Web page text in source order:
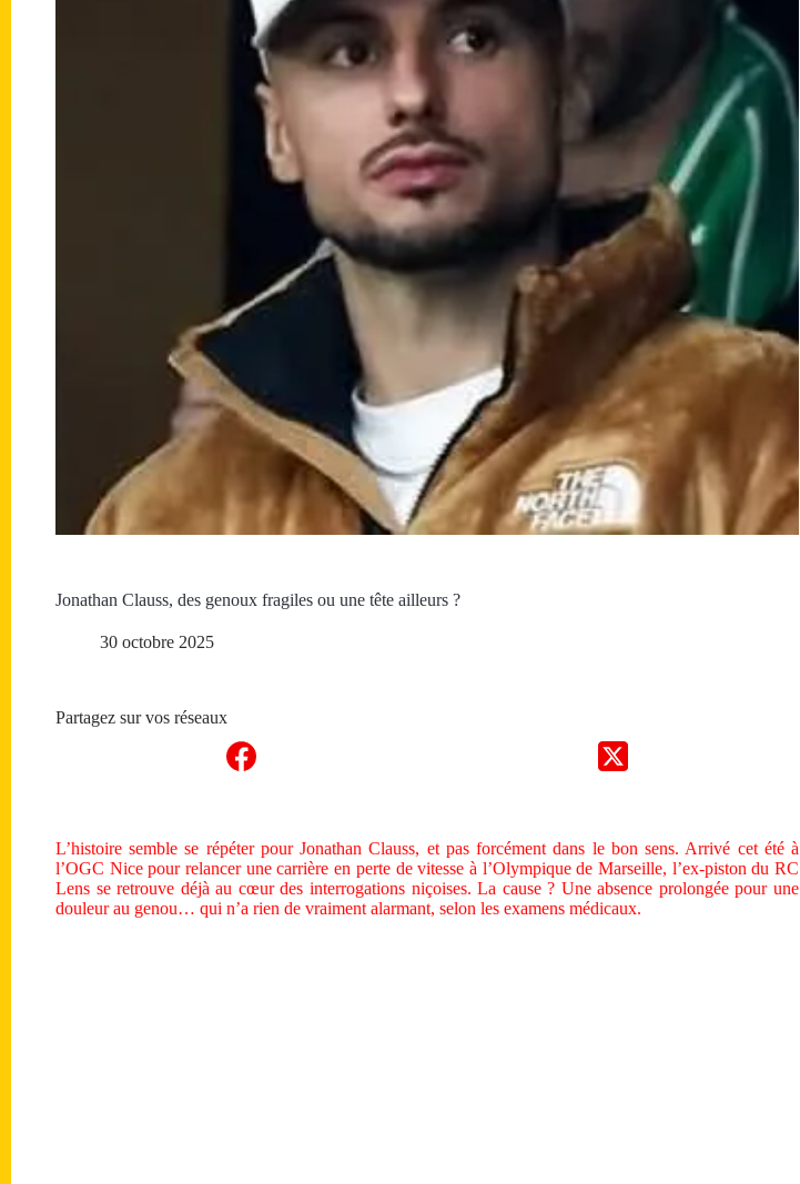
Jonathan Clauss, des genoux fragiles ou une tête ailleurs ?
30 octobre 2025
Partagez sur vos réseaux
L’histoire semble se répéter pour Jonathan Clauss, et pas forcément dans le bon sens. Arrivé cet été à
l’OGC Nice pour relancer une carrière en perte de vitesse à l’Olympique de Marseille, l’ex-piston du RC
Lens se retrouve déjà au cœur des interrogations niçoises. La cause ? Une absence prolongée pour une
douleur au genou… qui n’a rien de vraiment alarmant, selon les examens médicaux.